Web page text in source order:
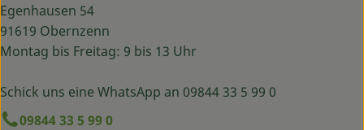
Egenhausen 54
91619 Obernzenn
Montag bis Freitag: 9 bis 13 Uhr
Schick uns eine WhatsApp an 09844 33 5 99 0
09844 33 5 99 0